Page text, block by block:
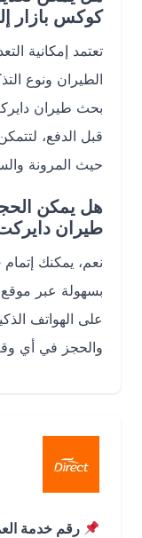
كوكس بازار إلى
تعتمد إمكانية
الطيران ونوع
بحث طيران دايركت،
قبل الدفع، لتتمكن من
حيث المرونة والسعر.
هل يمكن الحجز
طيران دايركت؟
نعم، يمكنك إتمام حجز
بسهولة عبر موقع
على الهواتف الذكية،
والحجز في أي وقت
رقم خدمة العملاء